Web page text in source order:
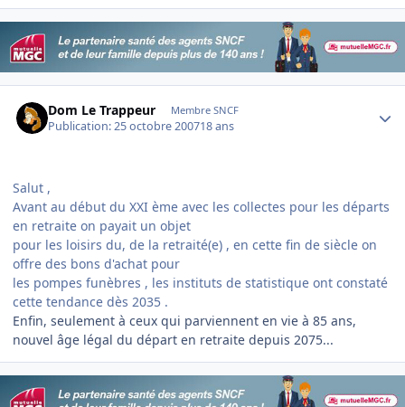
Dom Le Trappeur Membre SNCF
Publication:25 octobre 200718 ans
Salut ,
Avant au début du XXI ème avec les collectes pour les départs
en retraite on payait un objet
pour les loisirs du, de la retraité(e) , en cette fin de siècle on
offre des bons d'achat pour
les pompes funèbres , les instituts de statistique ont constaté
cette tendance dès 2035 .
Enfin, seulement à ceux qui parviennent en vie à 85 ans,
nouvel âge légal du départ en retraite depuis 2075...